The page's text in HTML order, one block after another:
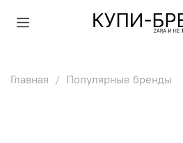
Главная Популярные бренды